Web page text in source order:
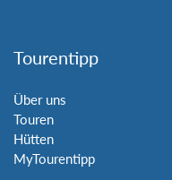
Tourentipp
Über uns
Touren
Hütten
MyTourentipp